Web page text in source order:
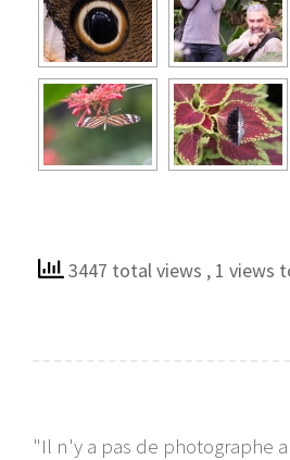
3447 total views , 1 views
"Il n'y a pas de photographe